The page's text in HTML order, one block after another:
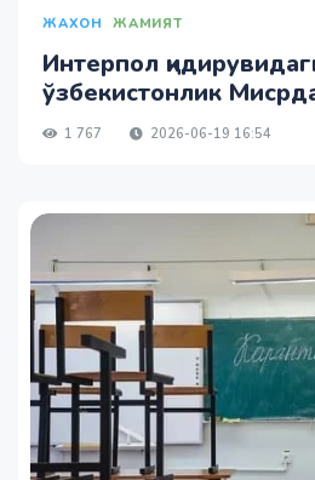
ЖАХОН ЖАМИЯТ
Интерпол
ўзбекистонлик
1 767 2026-06-19 16:54